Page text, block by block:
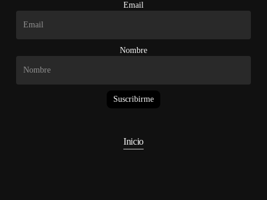
Email
Nombre
Suscribirme
Inicio